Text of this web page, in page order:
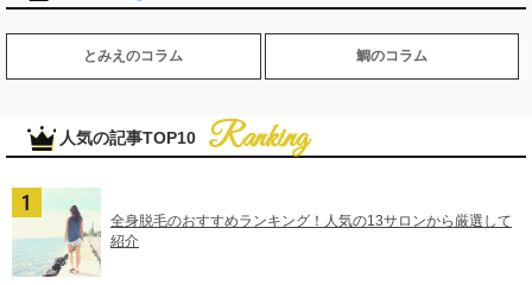
とみえのコラム 鯛のコラム
人気の記事TOP10
全身脱毛のおすすめランキング！人気の13サロンから厳選して
紹介